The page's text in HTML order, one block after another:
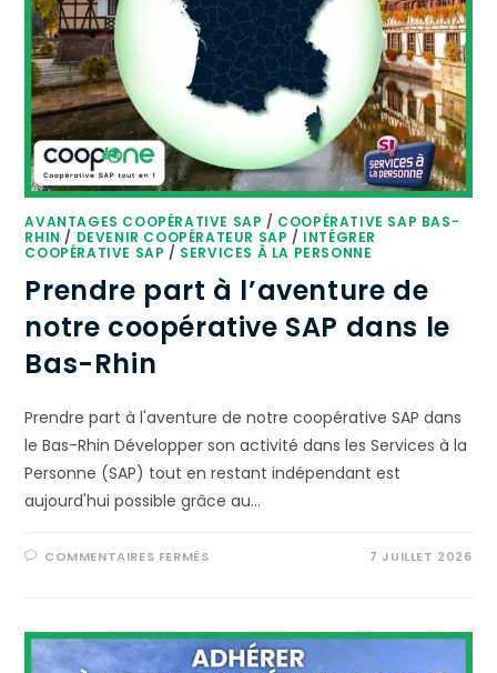
AVANTAGES COOPÉRATIVE SAP / COOPÉRATIVE SAP BAS-
RHIN / DEVENIR COOPÉRATEUR SAP / INTÉGRER
COOPÉRATIVE SAP / SERVICES À LA PERSONNE
Prendre part à l’aventure de
notre coopérative SAP dans le
Bas-Rhin
Prendre part à l'aventure de notre coopérative SAP dans
le Bas-Rhin Développer son activité dans les Services à la
Personne (SAP) tout en restant indépendant est
aujourd'hui possible grâce au…
COMMENTAIRES FERMÉS 7 JUILLET 2026